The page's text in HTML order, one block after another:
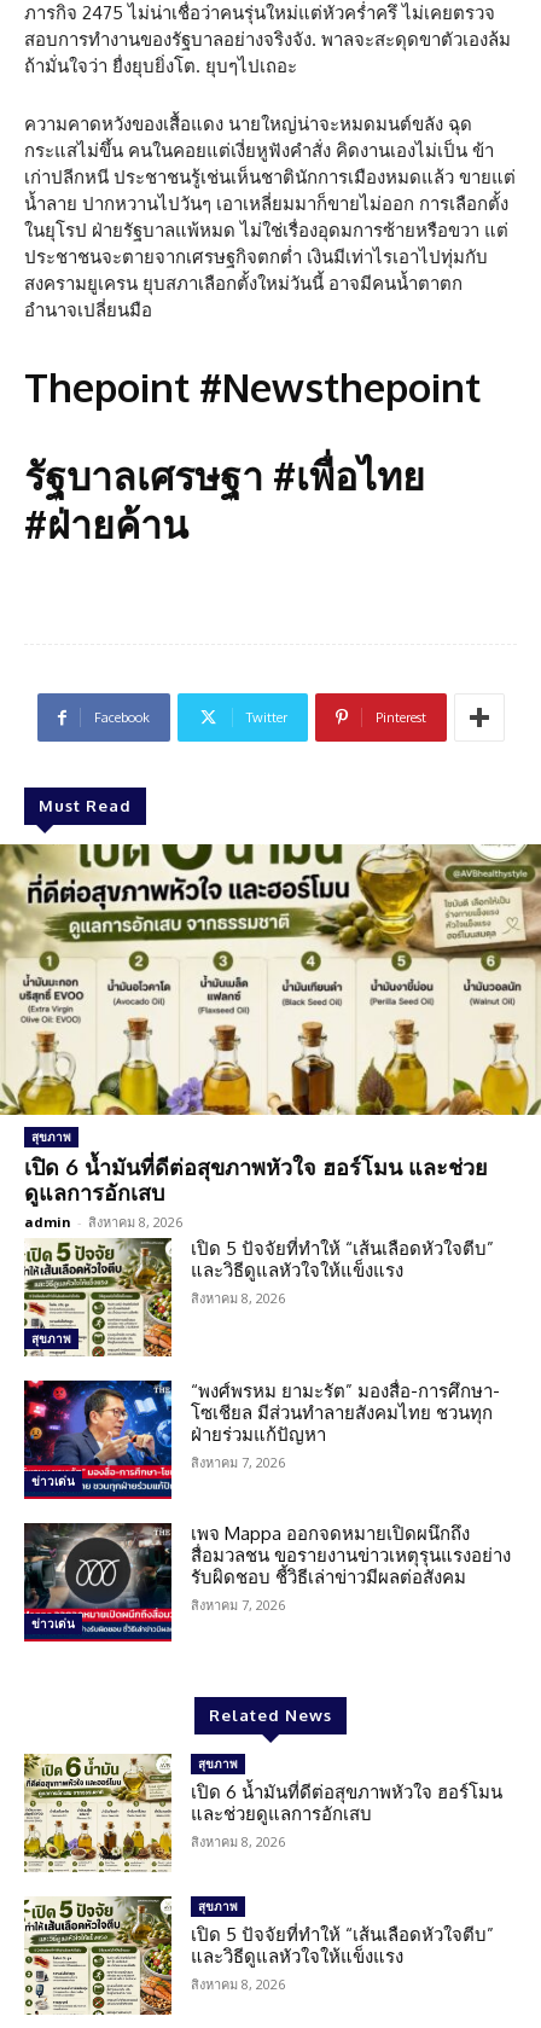
ภารกิจ 2475 ไม่น่าเชื่อว่าคนรุ่นใหม่แต่หัวคร่ำครึ ไม่เคยตรวจ
สอบการทำงานของรัฐบาลอย่างจริงจัง. พาลจะสะดุดขาตัวเองล้ม
ถ้ามั่นใจว่า ยื่งยุบยิ่งโต. ยุบๆไปเถอะ
ความคาดหวังของเสื้อแดง นายใหญ่น่าจะหมดมนต์ขลัง ฉุด
กระแสไม่ขึ้น คนในคอยแต่เงี่ยหูฟังคำสั่ง คิดงานเองไม่เป็น ข้า
เก่าปลีกหนี ประชาชนรู้เช่นเห็นชาตินักการเมืองหมดแล้ว ขายแต่
น้ำลาย ปากหวานไปวันๆ เอาเหลี่ยมมาก็ขายไม่ออก การเลือกตั้ง
ในยุโรป ฝ่ายรัฐบาลแพ้หมด ไม่ใช่เรื่องอุดมการซ้ายหรือขวา แต่
ประชาชนจะตายจากเศรษฐกิจตกต่ำ เงินมีเท่าไรเอาไปทุ่มกับ
สงครามยูเครน ยุบสภาเลือกตั้งใหม่วันนี้ อาจมีคนน้ำตาตก
อำนาจเปลี่ยนมือ
Thepoint #Newsthepoint
รัฐบาลเศรษฐา #เพื่อไทย
#ฝ่ายค้าน
Facebook Twitter Pinterest
Must Read
สุขภาพ
เปิด 6 น้ำมันที่ดีต่อสุขภาพหัวใจ ฮอร์โมน และช่วย
ดูแลการอักเสบ
admin - สิงหาคม 8, 2026
สุขภาพ
เปิด 5 ปัจจัยที่ทำให้ “เส้นเลือดหัวใจตีบ”
และวิธีดูแลหัวใจให้แข็งแรง
สิงหาคม 8, 2026
ข่าวเด่น
“พงศ์พรหม ยามะรัต” มองสื่อ-การศึกษา-
โซเชียล มีส่วนทำลายสังคมไทย ชวนทุก
ฝ่ายร่วมแก้ปัญหา
สิงหาคม 7, 2026
ข่าวเด่น
เพจ Mappa ออกจดหมายเปิดผนึกถึง
สื่อมวลชน ขอรายงานข่าวเหตุรุนแรงอย่าง
รับผิดชอบ ชี้วิธีเล่าข่าวมีผลต่อสังคม
สิงหาคม 7, 2026
Related News
สุขภาพ
เปิด 6 น้ำมันที่ดีต่อสุขภาพหัวใจ ฮอร์โมน
และช่วยดูแลการอักเสบ
สิงหาคม 8, 2026
สุขภาพ
เปิด 5 ปัจจัยที่ทำให้ “เส้นเลือดหัวใจตีบ”
และวิธีดูแลหัวใจให้แข็งแรง
สิงหาคม 8, 2026